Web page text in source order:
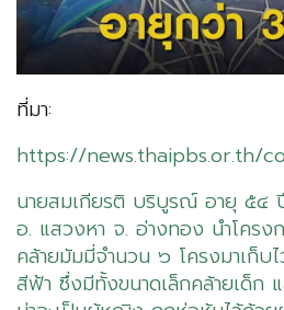
ที่มา:
https://news.thaipbs.or.th/
นายสมเกียรติ บริบูรณ์ อายุ ๕๔
อ. แสวงหา จ. อ่างทอง นำโคร
คล้ายมัมมี่จำนวน ๖ โครงมาเก็บ
สีฟ้า ซึ่งมีทั้งขนาดเล็กคล้ายเด็ก